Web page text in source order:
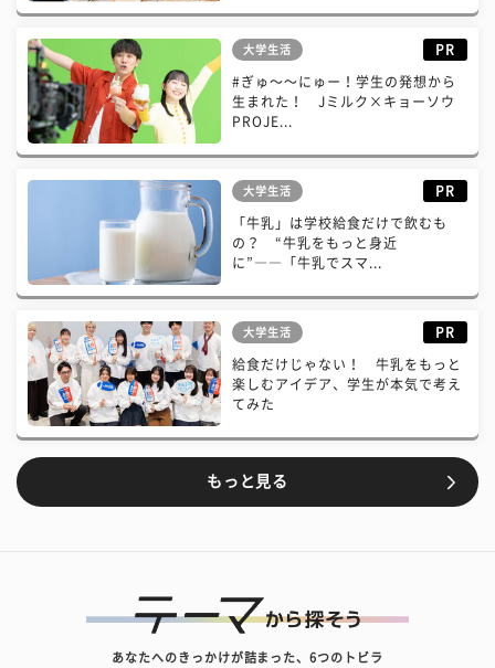
大学生活 PR
#ぎゅ〜〜にゅー！学生の発想から
生まれた！ Jミルク×キョーソウ
PROJE...
大学生活 PR
「牛乳」は学校給食だけで飲むも
の？ “牛乳をもっと身近
に”――「牛乳でスマ...
大学生活 PR
給食だけじゃない！ 牛乳をもっと
楽しむアイデア、学生が本気で考え
てみた
もっと見る
あなたへのきっかけが詰まった、6つのトビラ